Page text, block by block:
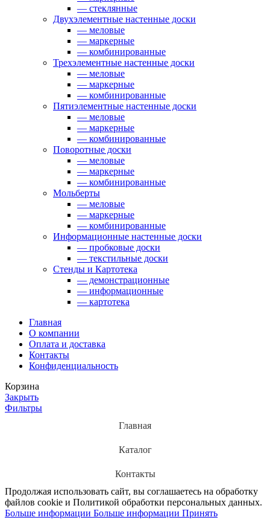
— стеклянные
Двухэлементные настенные доски
— меловые
— маркерные
— комбинированные
Трехэлементные настенные доски
— меловые
— маркерные
— комбинированные
Пятиэлементные настенные доски
— меловые
— маркерные
— комбинированные
Поворотные доски
— меловые
— маркерные
— комбинированные
Мольберты
— меловые
— маркерные
— комбинированные
Информационные настенные доски
— пробковые доски
— текстильные доски
Стенды и Картотека
— демонстрационные
— информационные
— картотека
Главная
О компании
Оплата и доставка
Контакты
Конфиденциальность
Корзина
Закрыть
Фильтры
Главная
Каталог
Контакты
Продолжая использовать сайт, вы соглашаетесь на обработку
файлов cookie и Политикой обработки персональных данных.
Больше информации Больше информации Принять